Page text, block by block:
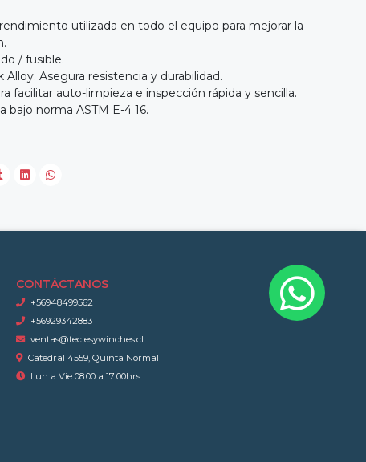
utilizada en todo el equipo para mejorar la
/ fusible.
Alloy. Asegura resistencia y durabilidad.
facilitar auto-limpieza e inspección rápida y sencilla.
bajo norma ASTM E-4 16.
CONTÁCTANOS
+56948499562
+56929342883
ventas@teclesywinches.cl
Catedral 4559, Quinta Normal
Lun a Vie 08:00 a 17:00hrs